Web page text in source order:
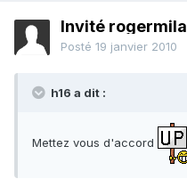
Invité rogermila
Posté 19 janvier 2010
h16 a dit :
Mettez vous d'accord